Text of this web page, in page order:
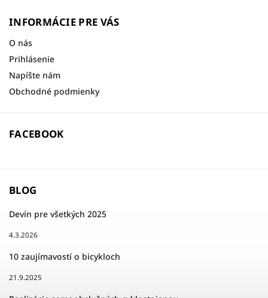
INFORMÁCIE PRE VÁS
O nás
Prihlásenie
Napíšte nám
Obchodné podmienky
FACEBOOK
BLOG
Devín pre všetkých 2025
4.3.2026
10 zaujímavostí o bicykloch
21.9.2025